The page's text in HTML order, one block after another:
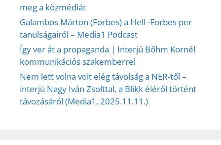
meg a közmédiát
Galambos Márton (Forbes) a Hell–Forbes per
tanulságairól – Media1 Podcast
Így ver át a propaganda | Interjú Bőhm Kornél
kommunikációs szakemberrel
Nem lett volna volt elég távolság a NER-től –
interjú Nagy Iván Zsolttal, a Blikk éléről történt
távozásáról (Media1, 2025.11.11.)